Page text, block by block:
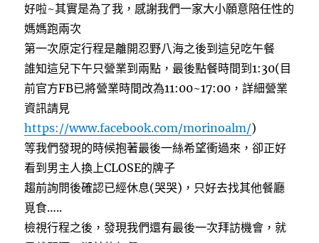
好啦~其實是為了我，感謝我們一家大小願意陪任性的
媽媽跑兩次
第一次原定行程是離開忍野八海之後到這兒吃午餐
誰知這兒下午只營業到兩點，最後點餐時間到1:30(目
前官方FB已將營業時間改為11:00~17:00，詳細營業
資訊請見
https://www.facebook.com/morinoalm/)
等我們發現的時候抱著最後一絲希望衝過來，卻正好
看到男主人換上CLOSE的牌子
趨前詢問後確認已經休息(哭哭)，只好去找其他餐廳
覓食…..
檢視行程之後，發現我們還有最後一次拜訪機會，就